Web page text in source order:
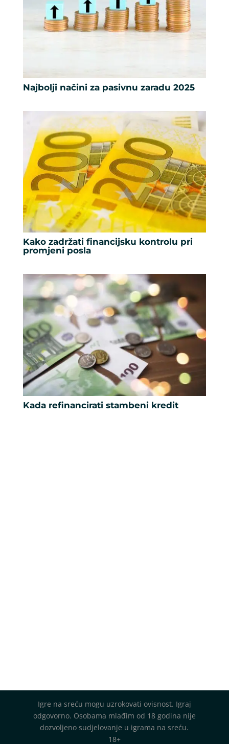
Najbolji načini za pasivnu zaradu 2025
Kako zadržati financijsku kontrolu pri
promjeni posla
Kada refinancirati stambeni kredit
Igre na sreću mogu uzrokovati ovisnost. Igraj
odgovorno. Osobama mlađim od 18 godina nije
dozvoljeno sudjelovanje u igrama na sreću.
18+